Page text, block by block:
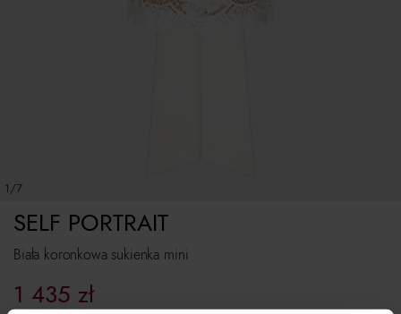
1/7
Biała koronkowa sukienka mini
SELF PORTRAIT
1 435 zł